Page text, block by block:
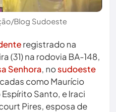
Blog Sudoeste
registrado na
(31) na rodovia BA-148,
Senhora, nosudoeste
como Maurício
Santo, e Iraci
Pires, esposa de